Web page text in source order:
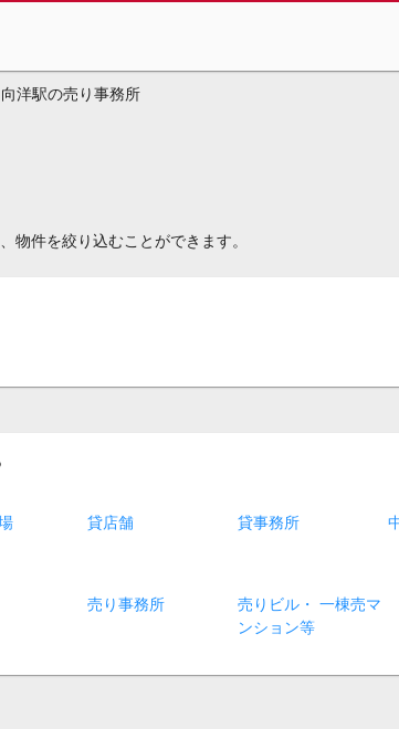
向洋駅の売り事務所
物件を絞り込むことができます。
貸店舗 貸事務所
売り事務所
売りビル・ 一棟売マ
ンション等